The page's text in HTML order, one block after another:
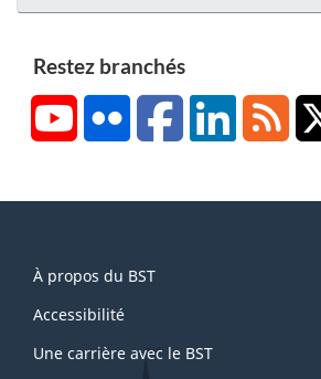
Restez branchés
YouTubeFlickr FacebookLinkedInRSS
this
site
À propos du BST
Accessibilité
Une carrière avec le BST